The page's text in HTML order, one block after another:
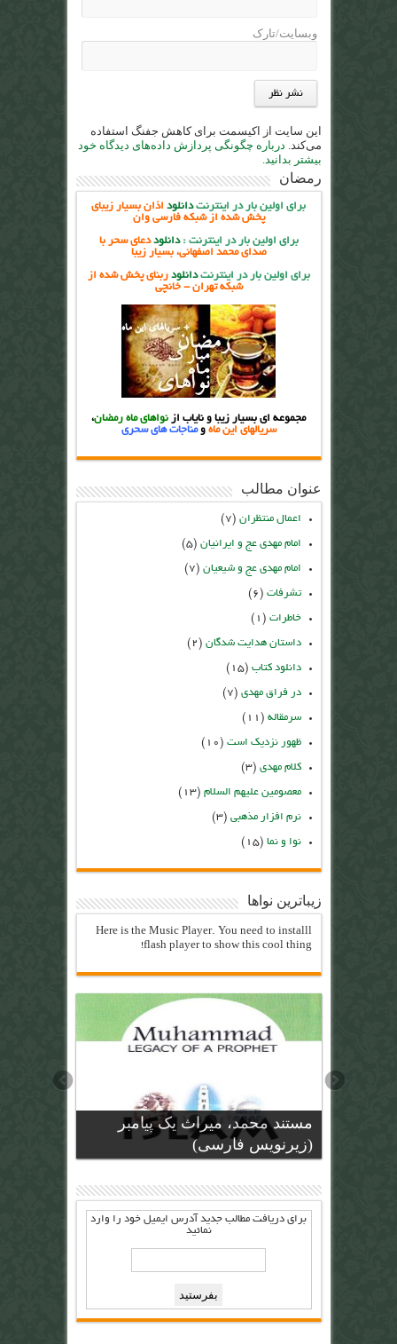
وبسایت/تارک
این سایت از اکیسمت برای کاهش جفنگ استفاده
می‌کند. درباره چگونگی پردازش داده‌های دیدگاه خود
بیشتر بدانید.
رمضان
برای اولین بار در اینترنتدانلود اذان بسیار زیبای
پخش شده از شبکه فارسی وان
برای اولین بار در اینترنت: دانلوددعای سحر با
صدای محمد اصفهانی، بسیار زیبا
برای اولین بار در اینترنتدانلود ربنای پخش شده از
شبکه تهران - خانچی
مجموعه ای بسیار زیبا و نایاب از نواهای ماه رمضان،
سریالهای این ماه و مناجات های سحری
عنوان مطالب
اعمال منتظران (۷)
امام مهدی عج و ایرانیان (۵)
امام مهدی عج و شیعیان (۷)
تشرفات (۶)
خاطرات (۱)
داستان هدایت شدگان (۲)
دانلود کتاب (۱۵)
در فراق مهدی (۷)
سرمقاله (۱۱)
ظهور نزدیک است (۱۰)
کلام مهدی (۳)
معصومین علیهم السلام (۱۳)
نرم افزار مذهبی (۳)
نوا و نما (۱۵)
زیباترین نواها
Here is the Music Player. You need to installl
flash player to show this cool thing!
مستند محمد، میراث یک پیامبر
(زیرنویس فارسی)
برای دریافت مطالب جدید آدرس ايميل خود را وارد
نمائيد